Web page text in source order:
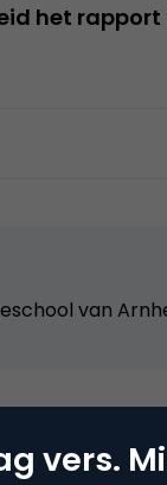
het
van
vers.